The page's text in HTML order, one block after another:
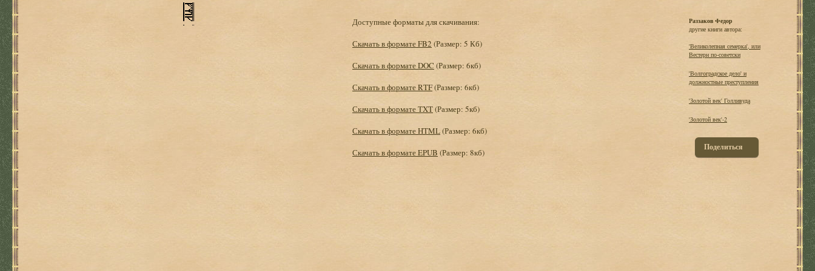
Доступные форматы для скачивания:
Скачать в формате FB2 (Размер: 5 Кб)
Скачать в формате DOC (Размер: 6кб)
Скачать в формате RTF(Размер: 6кб)
Скачать в формате TXT(Размер: 5кб)
Скачать в формате HTML(Размер: 6кб)
Скачать в формате EPUB (Размер: 8кб)
Раззаков Федор
другие книги автора:
'Великолепная семерка', или
Вестерн по-советски
'Волгоградское дело' и
должностные преступления
'Золотой век' Голливуда
'Золотой век'-2
Поделиться